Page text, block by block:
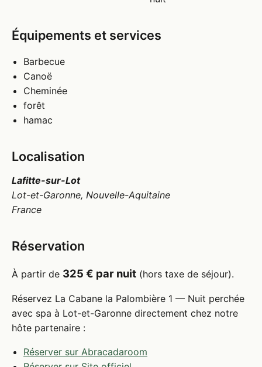
Équipements et services
Barbecue
Canoë
Cheminée
forêt
hamac
Localisation
Lafitte-sur-Lot
Lot-et-Garonne, Nouvelle-Aquitaine
France
Réservation
À partir de 325 € par nuit (hors taxe de séjour).
Réservez La Cabane la Palombière 1 — Nuit perchée
avec spa à Lot-et-Garonne directement chez notre
hôte partenaire :
Réserver sur Abracadaroom